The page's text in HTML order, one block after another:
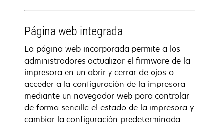
Página web integrada
La página web incorporada permite a los
administradores actualizar el firmware de la
impresora en un abrir y cerrar de ojos o
acceder a la configuración de la impresora
mediante un navegador web para controlar
de forma sencilla el estado de la impresora y
cambiar la configuración predeterminada.